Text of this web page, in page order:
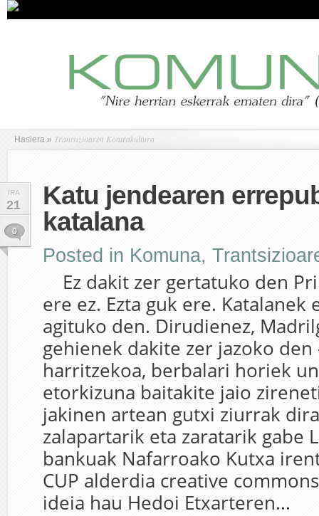
Hasiera » Trantsizioaren Kontrakultura
IRA
21
0
Katu jendearen
katalana
Posted in Komuna,
Ez dakit zer gertatuko den
ere ez. Ezta guk ere. Katalanek
agituko den. Dirudienez,
gehienek dakite zer jazoko den
harritzekoa, berbalari horiek
etorkizuna baitakite jaio
jakinen artean gutxi ziurrak
zalapartarik eta zaratarik gabe
bankuak Nafarroako Kutxa
CUP alderdia creative
ideia hau Hedoi Etxarteren...